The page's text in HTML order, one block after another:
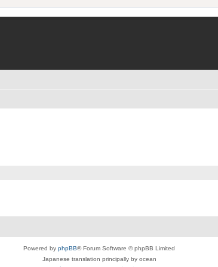
Powered by phpBB® Forum Software © phpBB Limited
Japanese translation principally by ocean